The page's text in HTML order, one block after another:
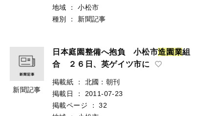
地域
：
小松市
種別
： 新聞記事
新聞記事
日本庭園整備へ抱負 小松市造園業組
合 ２６日、英ゲイツ市に
掲載紙 ：
北國：朝刊
掲載日
：
2011-07-23
掲載ページ
：
32